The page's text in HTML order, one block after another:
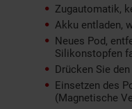
Zugautomatik,
Akku entladen,
Neues Pod,
Silikonstopfen
Drücken Sie
Einsetzen des
(Magnetische